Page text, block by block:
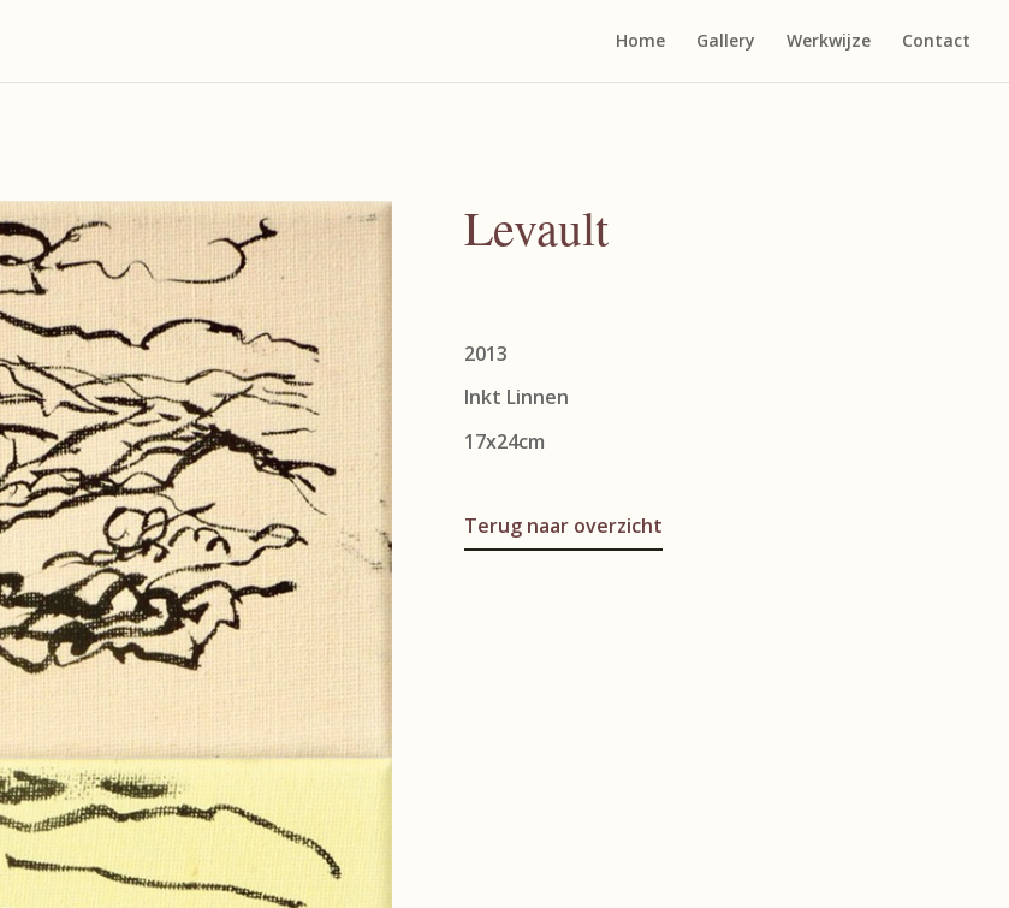
Home Gallery Werkwijze Contact
Levault
2013
Inkt Linnen
17x24cm
Terug naar overzicht